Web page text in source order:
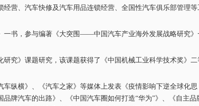
经营、汽车快修及汽车用品连锁经营、全国性汽车俱乐部管理等
书，参与编著《大突围——中国汽车产业海外发展战略研究》
究》课题研究，该课题获得了《中国机械工业科学技术奖》二
纵横》、《汽车之家》等媒体上发表《疫情影响下逆全球化思
牌汽车的出路》、《中国汽车圈如何打造“华为”》、《自主品